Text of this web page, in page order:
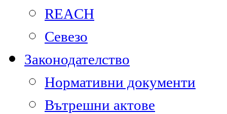
REACH
Севезо
Законодателство
Нормативни документи
Вътрешни актове